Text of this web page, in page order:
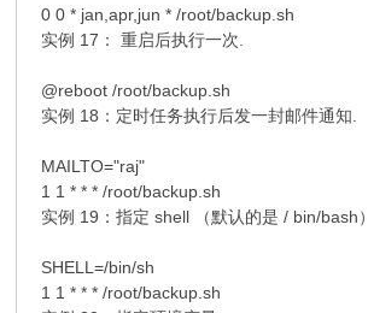
0 0 * jan,apr,jun * /root/backup.sh
实例 17： 重启后执行一次.
@reboot /root/backup.sh
实例 18：定时任务执行后发一封邮件通知.
MAILTO="raj"
1 1 * * * /root/backup.sh
实例 19：指定 shell （默认的是 / bin/bash）
SHELL=/bin/sh
1 1 * * * /root/backup.sh